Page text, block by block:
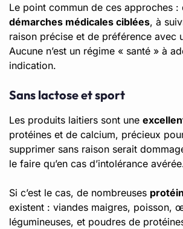
Le point commun de ces approches :
démarches médicales ciblées, à
raison précise et de préférence avec
Aucune n’est un régime « santé » à
indication.
Sans lactose et sport
Les produits laitiers sont une
protéines et de calcium, précieux
supprimer sans raison serait
le faire qu’en cas d’intolérance
Si c’est le cas, de nombreuses
existent : viandes maigres, poisson,
légumineuses, et poudres de